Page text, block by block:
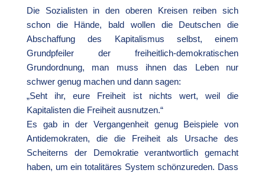
Die Sozialisten in den oberen Kreisen reiben sich
schon die Hände, bald wollen die Deutschen die
Abschaffung des Kapitalismus selbst, einem
Grundpfeiler der freiheitlich-demokratischen
Grundordnung, man muss ihnen das Leben nur
schwer genug machen und dann sagen:
„Seht ihr, eure Freiheit ist nichts wert, weil die
Kapitalisten die Freiheit ausnutzen.“
Es gab in der Vergangenheit genug Beispiele von
Antidemokraten, die die Freiheit als Ursache des
Scheiterns der Demokratie verantwortlich gemacht
haben, um ein totalitäres System schönzureden. Dass